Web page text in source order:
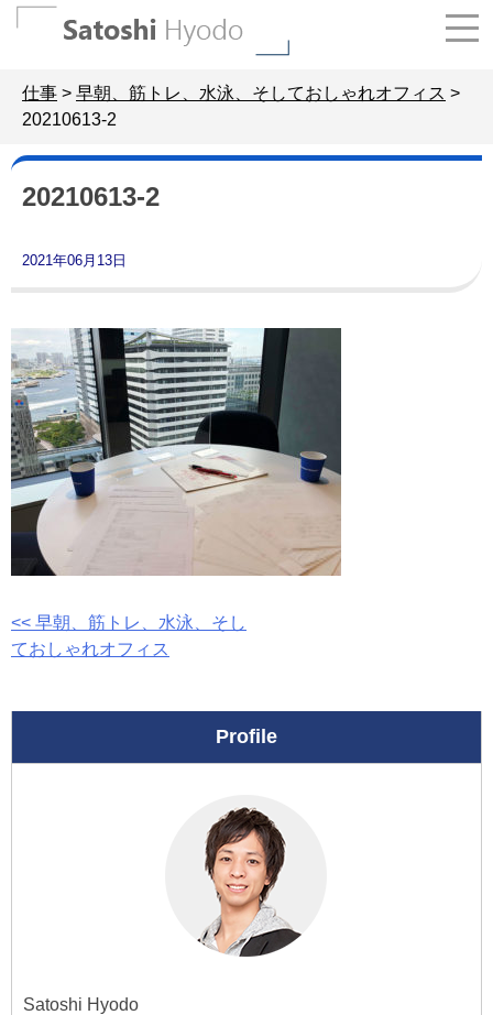
Skip
仕事 > 早朝、筋トレ、水泳、そしておしゃれオフィス >
20210613-2
20210613-2
2021年06月13日
投
稿
ナ
<< 早朝、筋トレ、水泳、そし
ておしゃれオフィス
Profile
Satoshi Hyodo